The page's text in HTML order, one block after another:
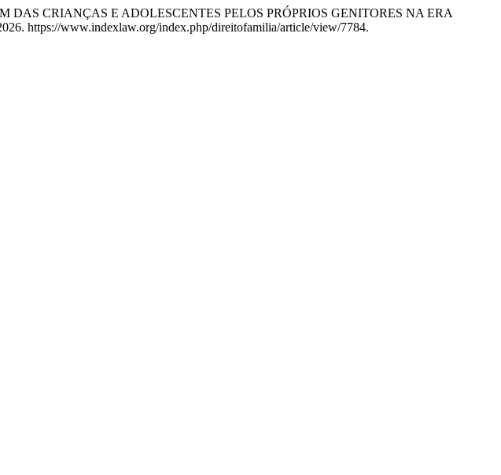
DAS CRIANÇAS E ADOLESCENTES PELOS PRÓPRIOS GENITORES NA ERA
https://www.indexlaw.org/index.php/direitofamilia/article/view/7784.